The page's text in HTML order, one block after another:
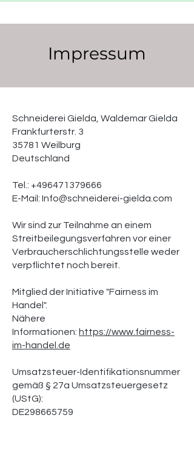
Impressum
Schneiderei Gielda, Waldemar Gielda
Frankfurterstr. 3
35781 Weilburg
Deutschland
Tel.: +496471379666
E-Mail: Info@schneiderei-gielda.com
Wir sind zur Teilnahme an einem
Streitbeilegungsverfahren vor einer
Verbraucherschlichtungsstelle weder
verpflichtet noch bereit.
Mitglied der Initiative "Fairness im
Handel".
Nähere
Informationen: https://www.fairness-
im-handel.de
Umsatzsteuer-Identifikationsnummer
gemäß § 27a Umsatzsteuergesetz
(UStG):
DE298665759